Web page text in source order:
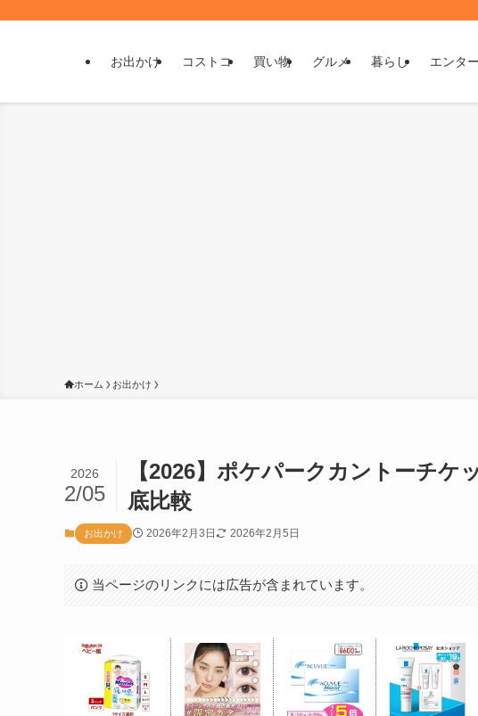
お出かけ コストコ 買い物 グルメ 暮らし エンタ
ホーム お出かけ
【2026】ポケパークカントーチ
底比較
2026
2/05
お出かけ 2026年2月3日 2026年2月5日
当ページのリンクには広告が含まれています。